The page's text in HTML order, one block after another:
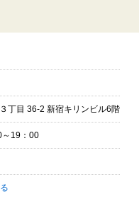
丁目 36-2 新宿キリンビル6階
～19：00